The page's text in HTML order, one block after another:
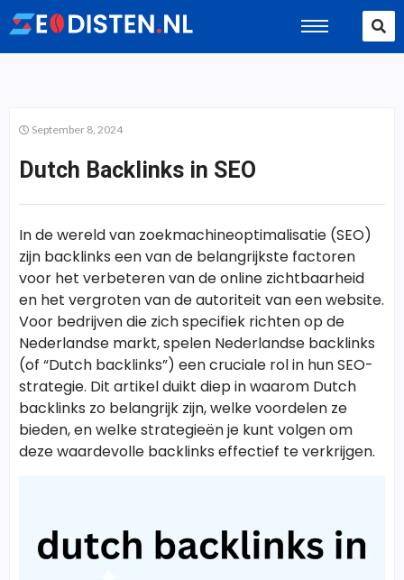
September 8, 2024
Dutch Backlinks in SEO
In de wereld van zoekmachineoptimalisatie (SEO)
zijn backlinks een van de belangrijkste factoren
voor het verbeteren van de online zichtbaarheid
en het vergroten van de autoriteit van een website.
Voor bedrijven die zich specifiek richten op de
Nederlandse markt, spelen Nederlandse backlinks
(of “Dutch backlinks”) een cruciale rol in hun SEO-
strategie. Dit artikel duikt diep in waarom Dutch
backlinks zo belangrijk zijn, welke voordelen ze
bieden, en welke strategieën je kunt volgen om
deze waardevolle backlinks effectief te verkrijgen.